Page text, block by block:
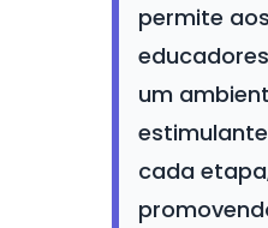
permite
um
cada